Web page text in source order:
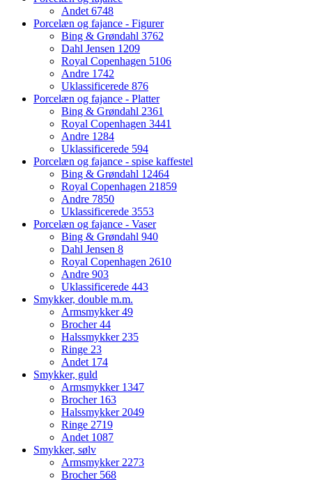
Andet6748
Porcelæn og fajance - Figurer
Bing & Grøndahl 3762
Dahl Jensen 1209
Royal Copenhagen 5106
Andre 1742
Uklassificerede 876
Porcelæn og fajance - Platter
Bing & Grøndahl 2361
Royal Copenhagen 3441
Andre 1284
Uklassificerede 594
Porcelæn og fajance - spise kaffestel
Bing & Grøndahl 12464
Royal Copenhagen 21859
Andre 7850
Uklassificerede 3553
Porcelæn og fajance - Vaser
Bing & Grøndahl 940
Dahl Jensen 8
Royal Copenhagen 2610
Andre 903
Uklassificerede 443
Smykker, double m.m.
Armsmykker49
Brocher44
Halssmykker235
Ringe 23
Andet 174
Smykker, guld
Armsmykker 1347
Brocher 163
Halssmykker2049
Ringe 2719
Andet 1087
Smykker, sølv
Armsmykker2273
Brocher 568